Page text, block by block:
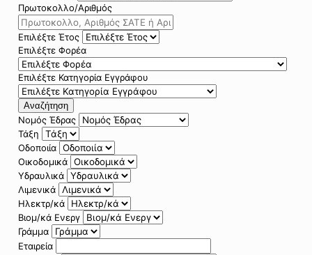
Πρωτοκολλο/Αριθμός
Επιλέξτε Έτος
Επιλέξτε Φορέα
Επιλέξτε Κατηγορία Εγγράφου
Αναζήτηση
Νομός Έδρας
Τάξη
Οδοποιία
Οικοδομικά
Υδραυλικά
Λιμενικά
Ηλεκτρ/κά
Βιομ/κά Ενεργ
Γράμμα
Εταιρεία